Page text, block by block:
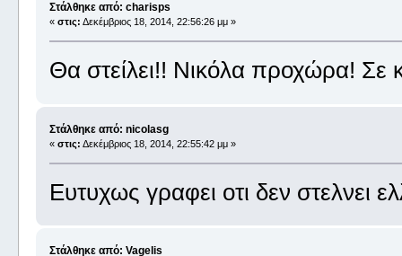
Στάλθηκε από: charisps
« στις: Δεκέμβριος 18, 2014, 22:56:26 μμ »
Θα στείλει!! Νικόλα προχώρα! Σε
Στάλθηκε από: nicolasg
« στις: Δεκέμβριος 18, 2014, 22:55:42 μμ »
Ευτυχως γραφει οτι δεν στελνει
Στάλθηκε από: Vagelis